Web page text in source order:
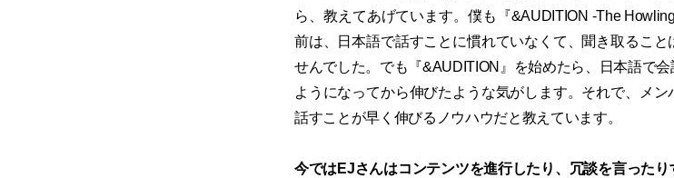
ら、教えてあげています。僕も『&AUDITION -The
前は、日本語で話すことに慣れていなくて、聞き取るこ
せんでした。でも『&AUDITION』を始めたら、日本語で
ようになってから伸びたような気がします。それで、メ
話すことが早く伸びるノウハウだと教えています。
今ではEJさんはコンテンツを進行したり、冗談を言った